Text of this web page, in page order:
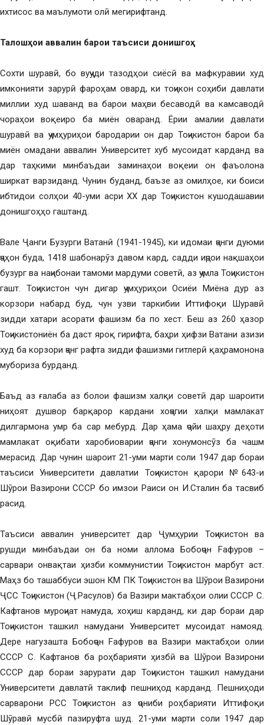
ихтисос ва маълумоти олӣ мегирифтанд.
Талошҳои аввалин барои таъсиси донишгоҳ
Сохти шуравӣ, бо вуҷуди тазодҳои сиёсӣ ва мафкуравии худ
имконияти зарурӣ фароҳам овард, ки тоҷикон соҳиби давлати
миллии худ шаванд ва барои маҳви бесаводӣ ва камсаводӣ
чораҳои воқеиро ба миён оваранд. Ёрии амалии давлати
шуравӣ ва ҷумҳуриҳои бародарии он дар Тоҷикистон барои ба
миён омадани аввалин Университет хуб мусоидат карданд ва
дар таҳкими минбаъдаи заминаҳои воқеии он фаъолона
ширкат варзиданд. Чунин буданд, баъзе аз омилҳое, ки боиси
ибтидои солҳои 40-уми асри ХХ дар Тоҷикистон кушодашавии
донишгоҳҳо гаштанд.
Вале Ҷанги Бузурги Ватанӣ (1941-1945), ки идомаи ҷанги дуюми
ҷаҳон буда, 1418 шабонарӯз давом кард, садди иҷрои нақшаҳои
бузург ва наҷибонаи тамоми мардуми советӣ, аз ҷумла Тоҷикистон
гашт. Тоҷикистон чун дигар ҷумҳуриҳои Осиёи Миёна дур аз
корзори набард буд, чун узви таркибии Иттифоқи Шуравӣ
зидди хатари асорати фашизм ба по хест. Беш аз 260 ҳазор
Тоҷикистониён ба даст яроқ гирифта, баҳри ҳифзи Ватани азизи
худ ба корзори ҷанг рафта зидди фашизми гитлерӣ қаҳрамонона
мубориза бурданд.
Баъд аз ғалаба аз болои фашизм халқи советӣ дар шароити
ниҳоят душвор барқарор кардани хоҷагии халқи мамлакат
дилгармона умр ба сар мебурд. Дар ҳама ҷойи шаҳру деҳоти
мамлакат оқибати харобиоварии ҷанги хонумонсӯз ба чашм
мерасид. Дар чунин шароит 21-уми марти соли 1947 дар бораи
таъсиси Университети давлатии Тоҷикистон қарори №643-и
Шӯрои Вазирони СССР бо имзои Раиси он И.Сталин ба тасвиб
расид.
Таъсиси аввалин университет дар Ҷумҳурии Тоҷикистон ва
рушди минбаъдаи он ба номи аллома Бобоҷон Fафуров –
сарвари онвақтаи ҳизби коммунистии Тоҷикистон марбут аст.
Маҳз бо ташаббуси эшон КМ ПК Тоҷикистон ва Шӯрои Вазирони
ҶСС Тоҷикистон (Ҷ.Расулов) ба Вазири мактабҳои олии СССР С.
Кафтанов муроҷиат намуда, хоҳиш карданд, ки дар бораи дар
Тоҷикистон ташкил намудани Университет мусоидат намояд.
Дере нагузашта Бобоҷон Fафуров ва Вазири мактабҳои олии
СССР С. Кафтанов ба роҳбарияти ҳизбӣ ва Шӯрои Вазирони
СССР дар бораи зарурати дар Тоҷикистон ташкил намудани
Университети давлатӣ таклиф пешниҳод карданд. Пешниҳоди
сарварони РСС Тоҷикистон аз ҷониби роҳбарияти Иттифоқи
Шӯравӣ мусбӣ пазируфта шуд. 21-уми марти соли 1947 дар